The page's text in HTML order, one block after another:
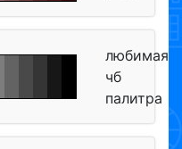
любимая
чб
палитра